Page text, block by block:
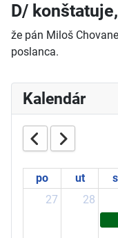
D/ konštatuje,
že pán Miloš
poslanca.
Kalendár
po ut
27
28